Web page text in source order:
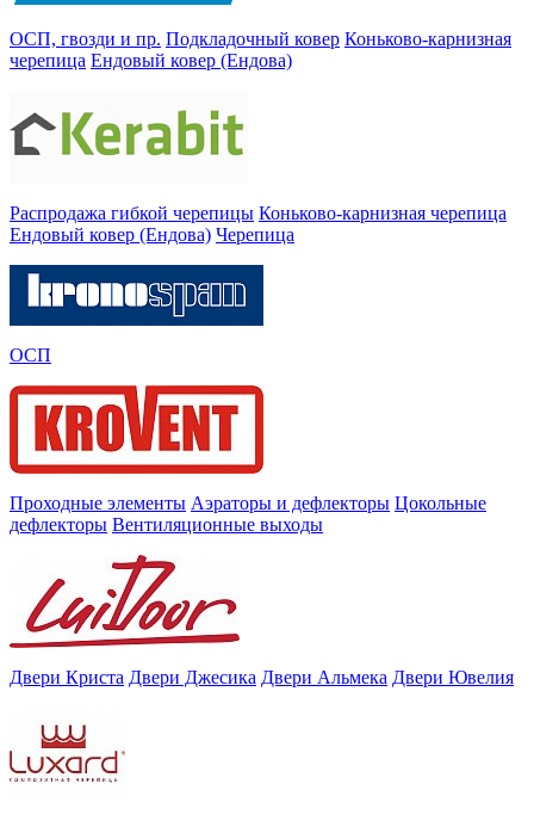
ОСП, гвозди и пр. Подкладочный ковер Коньково-карнизная
черепица Ендовый ковер (Ендова)
Распродажа гибкой черепицы Коньково-карнизная черепица
Ендовый ковер (Ендова) Черепица
ОСП
Проходные элементы Аэраторы и дефлекторы Цокольные
дефлекторы Вентиляционные выходы
Двери Криста Двери Джесика Двери Альмека Двери Ювелия